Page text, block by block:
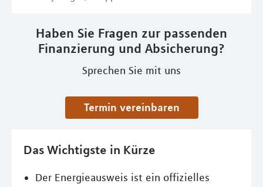
Haben Sie Fragen zur passenden
Finanzierung und Absicherung?
Sprechen Sie mit uns
Termin vereinbaren
Das Wichtigste in Kürze
Der Energieausweis ist ein offizielles